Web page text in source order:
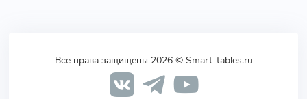
Все права защищены 2026 © Smart-tables.ru